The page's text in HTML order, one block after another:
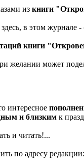
из книги
в этом журнале -
книги
желании может
интересное
и близким к
и читать!...
по адресу редакции: